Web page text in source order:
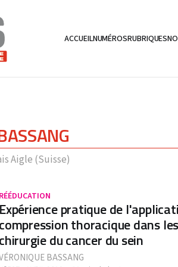
ACCUEILNUMÉROSRUBRIQUES
Aigle (Suisse)
RÉÉDUCATION
Expérience pratique de
compression thoracique dans
chirurgie du cancer du sein
BASSANG